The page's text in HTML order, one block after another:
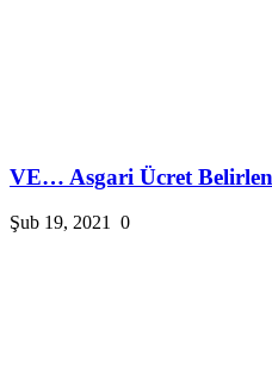
VE… Asgari Ücret
Şub 19, 2021 0